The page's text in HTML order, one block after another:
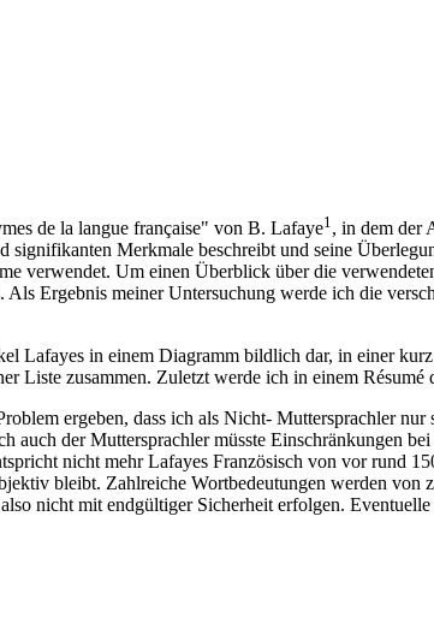
de la langue française" von B. Lafaye1 , in dem der
Merkmale beschreibt und seine
verwendet. Um einen Überblick über die
Ergebnis meiner Untersuchung werde ich die
Lafayes in einem Diagramm bildlich dar, in einer
Liste zusammen. Zuletzt werde ich in einem
ergeben, dass ich als Nicht- Muttersprachler
auch der Muttersprachler müsste
nicht mehr Lafayes Französisch von vor rund
bleibt. Zahlreiche Wortbedeutungen werden
nicht mit endgültiger Sicherheit erfolgen.